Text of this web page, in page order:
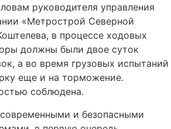
руководителя управления
«Метрострой Северной
в процессе ходовых
должны были двое суток
а во время грузовых испытаний
еще и на торможение.
соблюдена.
и безопасными